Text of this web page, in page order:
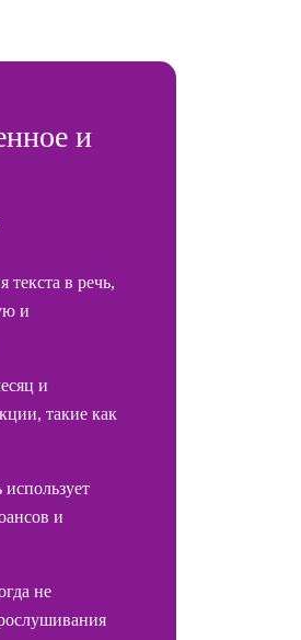
и
текста в речь,
и
и
такие как
и
не